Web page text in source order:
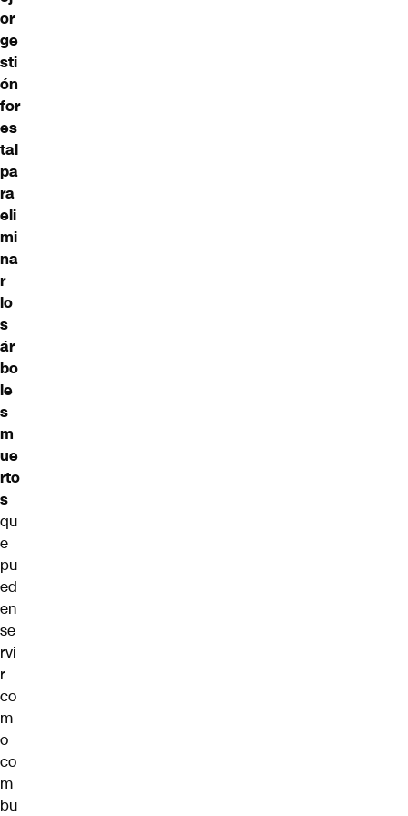
or
ge
sti
ón
for
es
tal
pa
ra
eli
mi
na
r
lo
s
ár
bo
le
s
m
ue
rto
s
qu
e
pu
ed
en
se
rvi
r
co
m
o
co
m
bu